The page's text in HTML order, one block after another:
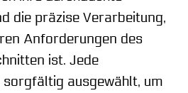
die präzise Verarbeitung,
Anforderungen des
ist. Jede
sorgfältig ausgewählt, um